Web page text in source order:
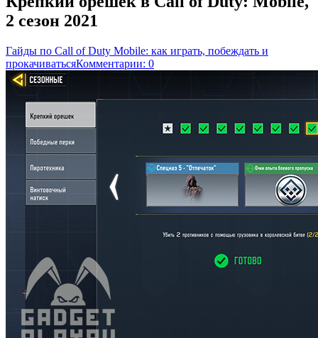
2 сезон 2021
Гайды по Call of Duty Mobile: как играть, побеждать и
прокачиватьсяКомментарии: 0